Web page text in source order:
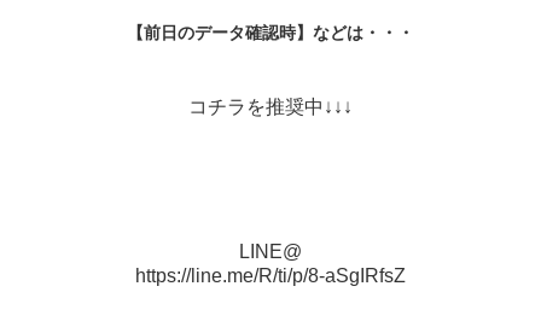
【前日のデータ確認時】などは・・・
コチラを推奨中↓↓↓
LINE@
https://line.me/R/ti/p/8-aSgIRfsZ